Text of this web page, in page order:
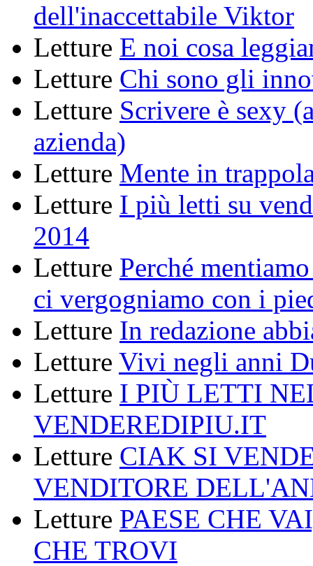
dell'inaccettabile Viktor
Letture E noi cosa
Letture Chi sono gli
Letture Scrivere è sexy
azienda)
Letture Mente in
Letture I più letti su
2014
Letture Perché
ci vergogniamo con i
Letture In redazione
Letture Vivi negli anni
Letture I PIÙ LETTI
VENDEREDIPIU.IT
Letture CIAK SI
VENDITORE
Letture PAESE CHE
CHE TROVI